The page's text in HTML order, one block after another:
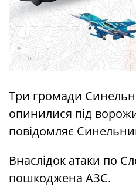
Три громади
опинилися під
повідомляє
Внаслідок атаки по
пошкоджена АЗС.